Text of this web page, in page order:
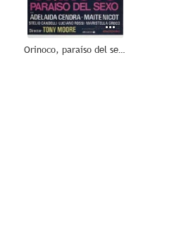
Orinoco, paraíso del sexo